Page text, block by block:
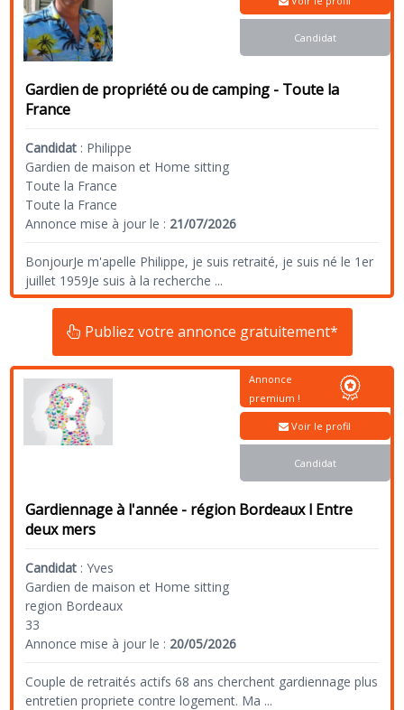
Gardien de propriété ou de camping - Toute la
France
Candidat : Philippe
Gardien de maison et Home sitting
Toute la France
Toute la France
Annonce mise à jour le : 21/07/2026
BonjourJe m'apelle Philippe, je suis retraité, je suis né le 1er
juillet 1959Je suis à la recherche ...
Candidat
Publiez votre annonce gratuitement*
Gardiennage à l'année - région Bordeaux l Entre
deux mers
Candidat :Yves
Gardien de maison et Home sitting
region Bordeaux
33
Annonce mise à jour le : 20/05/2026
Couple de retraités actifs 68 ans cherchent gardiennage plus
entretien propriete contre logement. Ma ...
Annonce
premium !
Voir le profil
Candidat